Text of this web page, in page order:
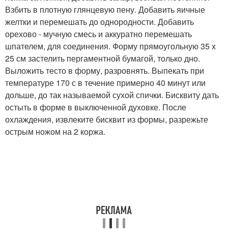
Взбить в плотную глянцевую пену. Добавить яичные
желтки и перемешать до однородности. Добавить
орехово - мучную смесь и аккуратно перемешать
шпателем, для соединения. Форму прямоугольную 35 х
25 см застелить пергаментной бумагой, только дно.
Выложить тесто в форму, разровнять. Выпекать при
температуре 170 с в течение примерно 40 минут или
дольше, до так называемой сухой спички. Бисквиту дать
остыть в форме в выключенной духовке. После
охлаждения, извлеките бисквит из формы, разрежьте
острым ножом на 2 коржа.